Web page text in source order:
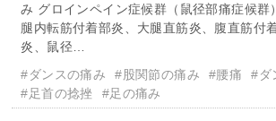
み グロインペイン症候群（鼠径部痛症候群
腿内転筋付着部炎、大腿直筋炎、腹直筋付
炎、鼠径…
#ダンスの痛み
#股関節の痛み #腰痛
#ダ
#足首の捻挫
#足の痛み